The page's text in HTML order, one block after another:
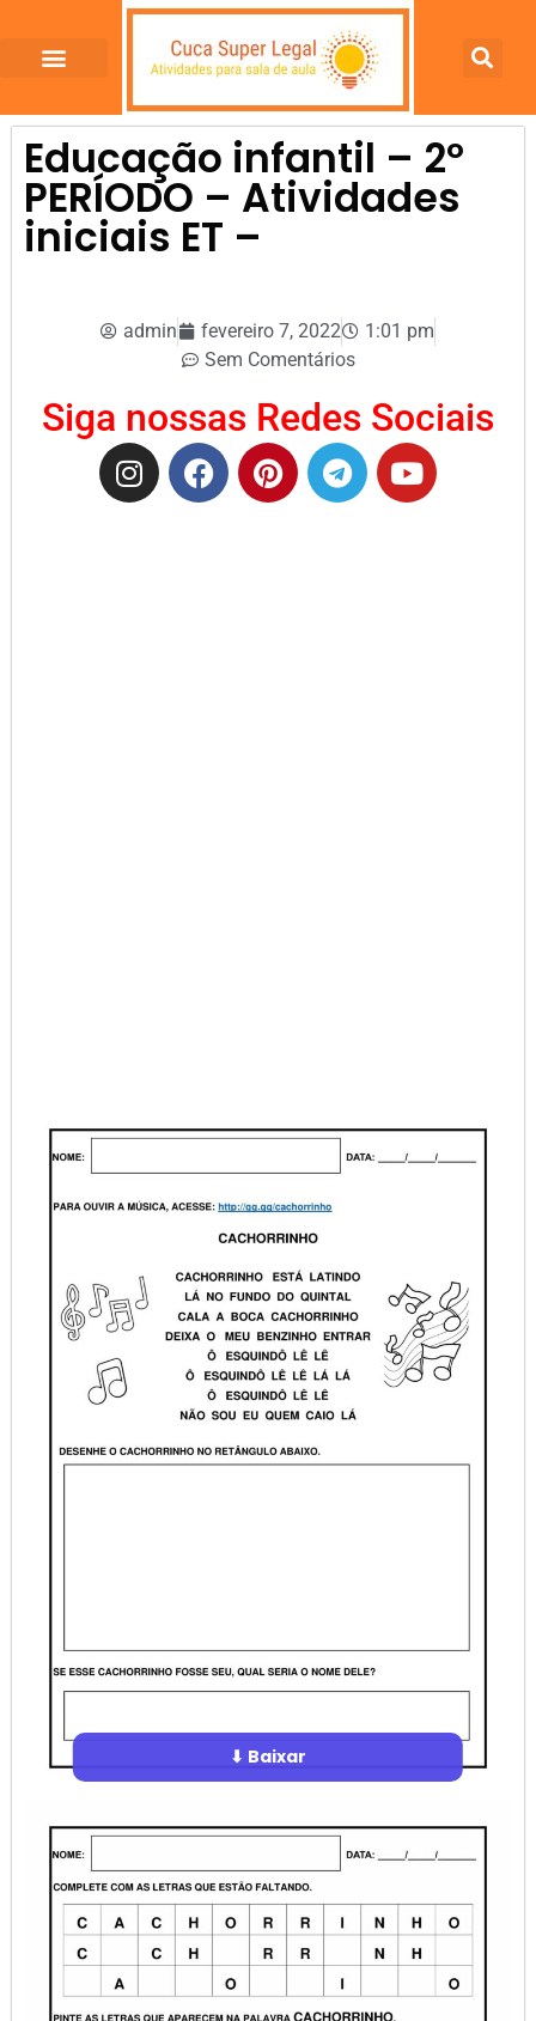
Educação infantil – 2º
PERÍODO – Atividades
iniciais ET –
admin fevereiro 7, 2022
1:01 pm
Sem Comentários
Siga nossas Redes Sociais
⬇ Baixar